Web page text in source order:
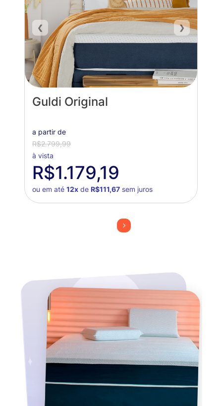
❮ ❯
Guldi Original
a partir de
R$2.799,99
à vista
R$1.179,19
ou em até 12xde R$111,67sem juros